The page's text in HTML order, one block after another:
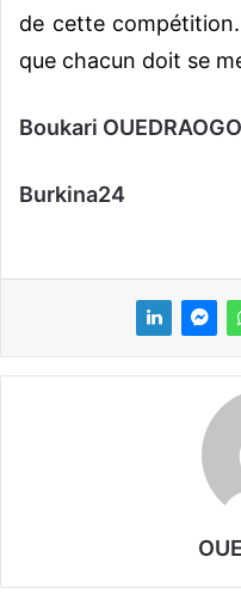
de cette
que chacun doit se
Boukari OUEDRAOGO
Burkina24